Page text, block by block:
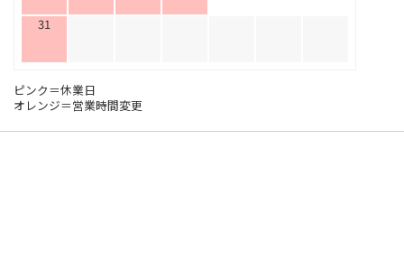
31
ピンク＝休業日
オレンジ＝営業時間変更